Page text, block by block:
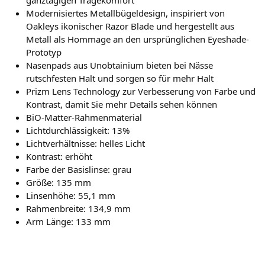
Modernisiertes Metallbügeldesign, inspiriert von
Oakleys ikonischer Razor Blade und hergestellt aus
Metall als Hommage an den ursprünglichen Eyeshade-
Prototyp
Nasenpads aus Unobtainium bieten bei Nässe
rutschfesten Halt und sorgen so für mehr Halt
Prizm Lens Technology zur Verbesserung von Farbe und
Kontrast, damit Sie mehr Details sehen können
BiO-Matter-Rahmenmaterial
Lichtdurchlässigkeit: 13%
Lichtverhältnisse: helles Licht
Kontrast: erhöht
Farbe der Basislinse: grau
Größe: 135 mm
Linsenhöhe: 55,1 mm
Rahmenbreite: 134,9 mm
Arm Länge: 133 mm